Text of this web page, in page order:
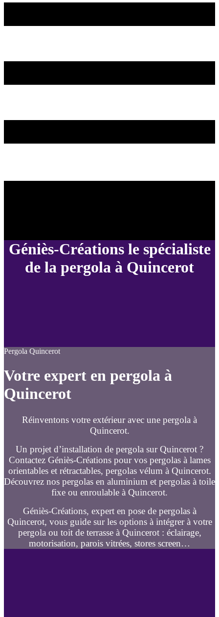
Géniès-Créations le spécialiste
de la pergola à Quincerot
Pergola Quincerot
Votre expert en pergola à
Quincerot
Réinventons votre extérieur avec une pergola à
Quincerot.
Un projet d’installation de pergola sur Quincerot ?
Contactez Géniès-Créations pour vos pergolas à lames
orientables et rétractables, pergolas vélum à Quincerot.
Découvrez nos pergolas en aluminium et pergolas à toile
fixe ou enroulable à Quincerot.
Géniès-Créations, expert en pose de pergolas à
Quincerot, vous guide sur les options à intégrer à votre
pergola ou toit de terrasse à Quincerot : éclairage,
motorisation, parois vitrées, stores screen…